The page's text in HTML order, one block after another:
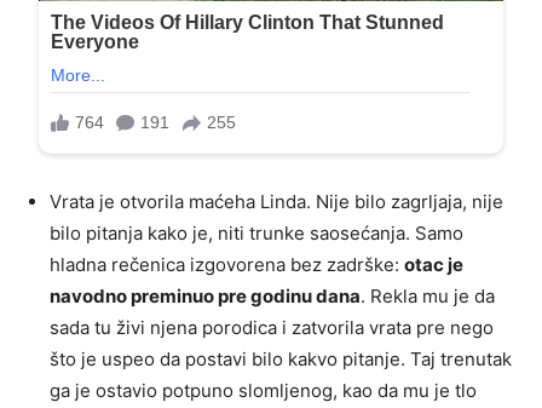
Vrata je otvorila maćeha Linda. Nije bilo zagrljaja, nije
bilo pitanja kako je, niti trunke saosećanja. Samo
hladna rečenica izgovorena bez zadrške: otac je
navodno preminuo pre godinu dana. Rekla mu je da
sada tu živi njena porodica i zatvorila vrata pre nego
što je uspeo da postavi bilo kakvo pitanje. Taj trenutak
ga je ostavio potpuno slomljenog, kao da mu je tlo